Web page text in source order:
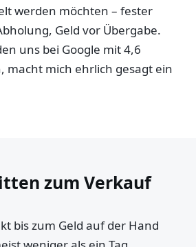
werden möchten – fester
Geld vor Übergabe.
uns bei Google mit 4,6
macht mich ehrlich gesagt ein
zum Verkauf
bis zum Geld auf der Hand